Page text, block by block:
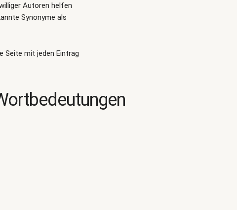
Autoren helfen
Synonyme als
Seite mit jeden Eintrag